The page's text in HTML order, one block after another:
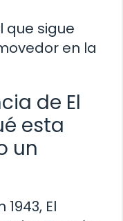
que sigue
en la
de El
esta
un
El